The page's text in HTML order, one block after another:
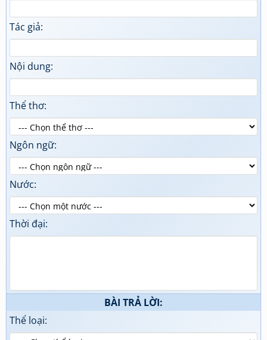
Tác giả:
Nội dung:
Thể thơ:
Ngôn ngữ:
Nước:
Thời đại:
BÀI TRẢ LỜI:
Thể loại: